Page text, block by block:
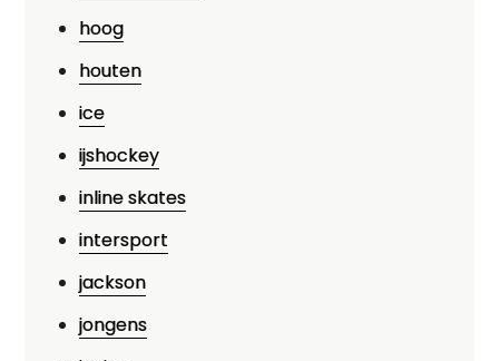
hoog
houten
ice
ijshockey
inline skates
intersport
jackson
jongens